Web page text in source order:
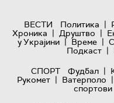
ВЕСТИ Политика |
Хроника | Друштво |
у Украјини | Време |
Подкаст |
СПОРТ
Фудбал |
Рукомет | Ватерполо |
спортови